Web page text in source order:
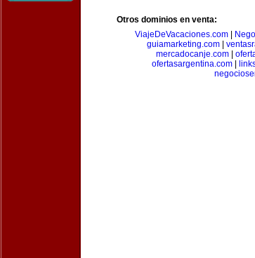
Otros dominios en venta:
ViajeDeVacaciones.com
guiamarketing.com|
mercadocanje.com
ofertasargentina.com|